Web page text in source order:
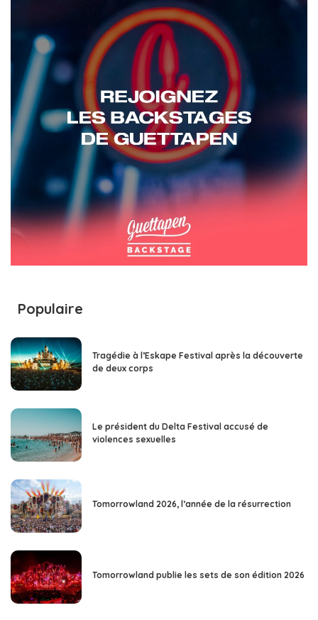
Populaire
Tragédie à l’Eskape Festival après la découverte
de deux corps
Le président du Delta Festival accusé de
violences sexuelles
Tomorrowland 2026, l’année de la résurrection
Tomorrowland publie les sets de son édition 2026